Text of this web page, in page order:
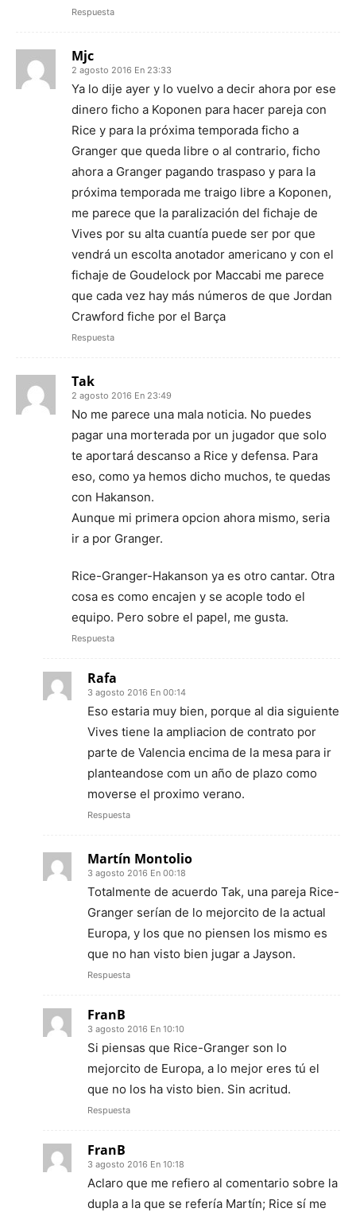
Respuesta
Mjc
2 agosto 2016 En 23:33
Ya lo dije ayer y lo vuelvo a decir ahora por ese
dinero ficho a Koponen para hacer pareja con
Rice y para la próxima temporada ficho a
Granger que queda libre o al contrario, ficho
ahora a Granger pagando traspaso y para la
próxima temporada me traigo libre a Koponen,
me parece que la paralización del fichaje de
Vives por su alta cuantía puede ser por que
vendrá un escolta anotador americano y con el
fichaje de Goudelock por Maccabi me parece
que cada vez hay más números de que Jordan
Crawford fiche por el Barça
Respuesta
Tak
2 agosto 2016 En 23:49
No me parece una mala noticia. No puedes
pagar una morterada por un jugador que solo
te aportará descanso a Rice y defensa. Para
eso, como ya hemos dicho muchos, te quedas
con Hakanson.
Aunque mi primera opcion ahora mismo, seria
ir a por Granger.
Rice-Granger-Hakanson ya es otro cantar. Otra
cosa es como encajen y se acople todo el
equipo. Pero sobre el papel, me gusta.
Respuesta
Rafa
3 agosto 2016 En 00:14
Eso estaria muy bien, porque al dia siguiente
Vives tiene la ampliacion de contrato por
parte de Valencia encima de la mesa para ir
planteandose com un año de plazo como
moverse el proximo verano.
Respuesta
Martín Montolio
3 agosto 2016 En 00:18
Totalmente de acuerdo Tak, una pareja Rice-
Granger serían de lo mejorcito de la actual
Europa, y los que no piensen los mismo es
que no han visto bien jugar a Jayson.
Respuesta
FranB
3 agosto 2016 En 10:10
Si piensas que Rice-Granger son lo
mejorcito de Europa, a lo mejor eres tú el
que no los ha visto bien. Sin acritud.
Respuesta
FranB
3 agosto 2016 En 10:18
Aclaro que me refiero al comentario sobre la
dupla a la que se refería Martín; Rice sí me